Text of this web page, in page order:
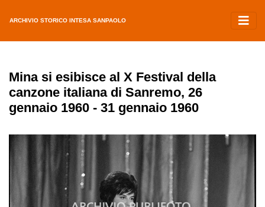
ARCHIVIO STORICO INTESA SANPAOLO
Mina si esibisce al X Festival della
canzone italiana di Sanremo, 26
gennaio 1960 - 31 gennaio 1960